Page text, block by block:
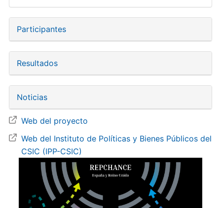
Participantes
Resultados
Noticias
Web del proyecto
Web del Instituto de Políticas y Bienes Públicos del
CSIC (IPP-CSIC)